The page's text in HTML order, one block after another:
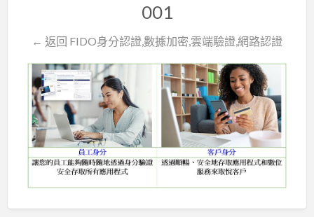
001
← 返回 FIDO身分認證,數據加密,雲端驗證,網路認證